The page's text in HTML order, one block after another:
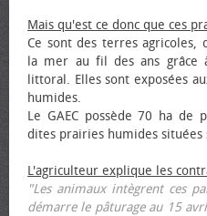
Mais qu'est ce donc que ces
Ce sont des terres agricoles,
la mer au fil des ans grâce
littoral. Elles sont exposées
humides.
Le GAEC possède 70 ha de
dites prairies humides situées
L'agriculteur explique les
"Les animaux intègrent ces
démarre le pâturage au 15